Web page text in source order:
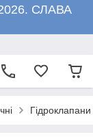
СЛАВА
Гідроклапани